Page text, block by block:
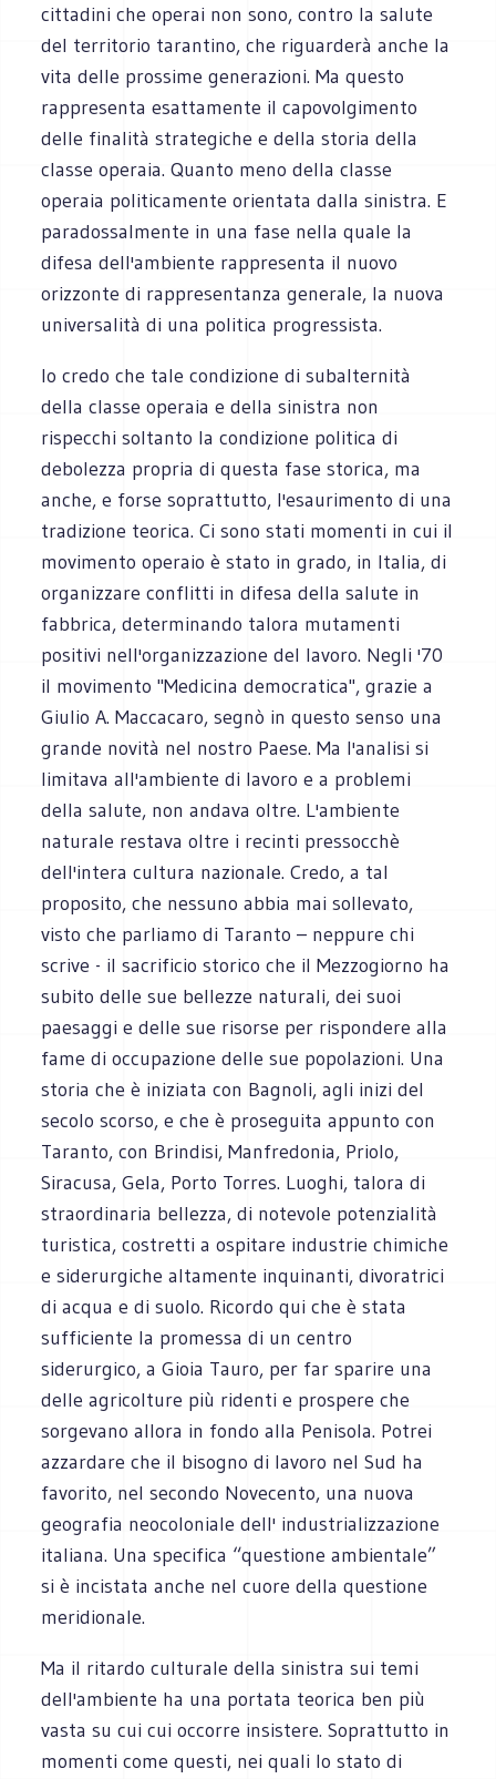
cittadini che operai non sono, contro la salute
del territorio tarantino, che riguarderà anche la
vita delle prossime generazioni. Ma questo
rappresenta esattamente il capovolgimento
delle finalità strategiche e della storia della
classe operaia. Quanto meno della classe
operaia politicamente orientata dalla sinistra. E
paradossalmente in una fase nella quale la
difesa dell'ambiente rappresenta il nuovo
orizzonte di rappresentanza generale, la nuova
universalità di una politica progressista.
Io credo che tale condizione di subalternità
della classe operaia e della sinistra non
rispecchi soltanto la condizione politica di
debolezza propria di questa fase storica, ma
anche, e forse soprattutto, l'esaurimento di una
tradizione teorica. Ci sono stati momenti in cui il
movimento operaio è stato in grado, in Italia, di
organizzare conflitti in difesa della salute in
fabbrica, determinando talora mutamenti
positivi nell'organizzazione del lavoro. Negli '70
il movimento "Medicina democratica", grazie a
Giulio A. Maccacaro, segnò in questo senso una
grande novità nel nostro Paese. Ma l'analisi si
limitava all'ambiente di lavoro e a problemi
della salute, non andava oltre. L'ambiente
naturale restava oltre i recinti pressocchè
dell'intera cultura nazionale. Credo, a tal
proposito, che nessuno abbia mai sollevato,
visto che parliamo di Taranto – neppure chi
scrive - il sacrificio storico che il Mezzogiorno ha
subito delle sue bellezze naturali, dei suoi
paesaggi e delle sue risorse per rispondere alla
fame di occupazione delle sue popolazioni. Una
storia che è iniziata con Bagnoli, agli inizi del
secolo scorso, e che è proseguita appunto con
Taranto, con Brindisi, Manfredonia, Priolo,
Siracusa, Gela, Porto Torres. Luoghi, talora di
straordinaria bellezza, di notevole potenzialità
turistica, costretti a ospitare industrie chimiche
e siderurgiche altamente inquinanti, divoratrici
di acqua e di suolo. Ricordo qui che è stata
sufficiente la promessa di un centro
siderurgico, a Gioia Tauro, per far sparire una
delle agricolture più ridenti e prospere che
sorgevano allora in fondo alla Penisola. Potrei
azzardare che il bisogno di lavoro nel Sud ha
favorito, nel secondo Novecento, una nuova
geografia neocoloniale dell' industrializzazione
italiana. Una specifica “questione ambientale”
si è incistata anche nel cuore della questione
meridionale.
Ma il ritardo culturale della sinistra sui temi
dell'ambiente ha una portata teorica ben più
vasta su cui cui occorre insistere. Soprattutto in
momenti come questi, nei quali lo stato di